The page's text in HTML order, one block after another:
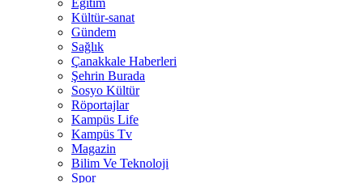
Eğitim
Kültür-sanat
Gündem
Sağlık
Çanakkale Haberleri
Şehrin Burada
Sosyo Kültür
Röportajlar
Kampüs Life
Kampüs Tv
Magazin
Bilim Ve Teknoloji
Spor